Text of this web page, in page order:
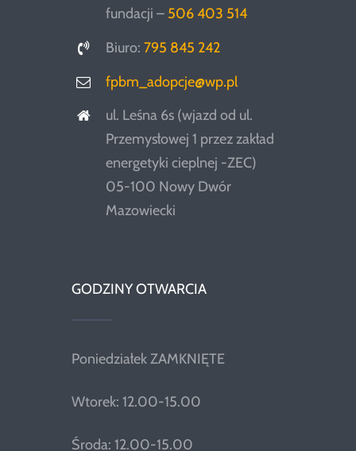
fundacji – 506 403 514
Biuro:795 845 242
fpbm_adopcje@wp.pl
ul. Leśna 6s (wjazd od ul.
Przemysłowej 1 przez zakład
energetyki cieplnej -ZEC)
05-100 Nowy Dwór
Mazowiecki
GODZINY OTWARCIA
Poniedziałek ZAMKNIĘTE
Wtorek: 12.00-15.00
Środa: 12.00-15.00